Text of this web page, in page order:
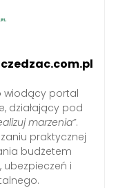
portal
działający pod
marzenia”.
praktycznej
budżetem
i